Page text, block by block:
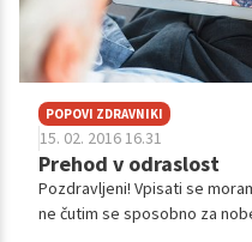
POPOVI ZDRAVNIKI
15. 02. 2016 16.31
Prehod v odraslost
Pozdravljeni! Vpisati se
ne čutim se sposobno za